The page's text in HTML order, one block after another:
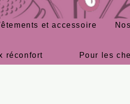
et accessoire
réconfort Pour les